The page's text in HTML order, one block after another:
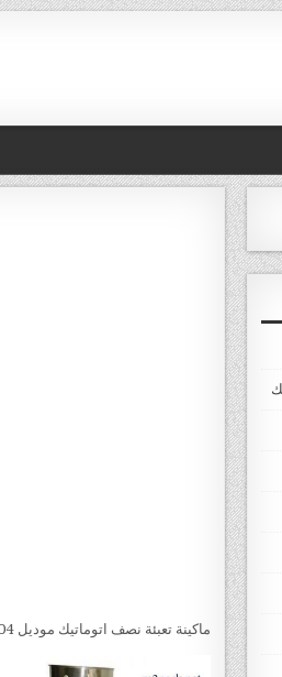
ماكينة تعبئة نصف اتوماتيك موديل 404 ماركة ام تو باك